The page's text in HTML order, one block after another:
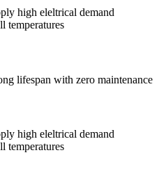
high eleltrical demand
temperatures
lifespan with zero maintenance
high eleltrical demand
temperatures